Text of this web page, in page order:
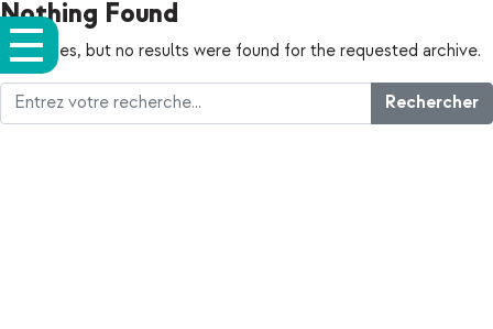
Nothing Found
Apologies, but no results were found for the requested archive.
Rechercher